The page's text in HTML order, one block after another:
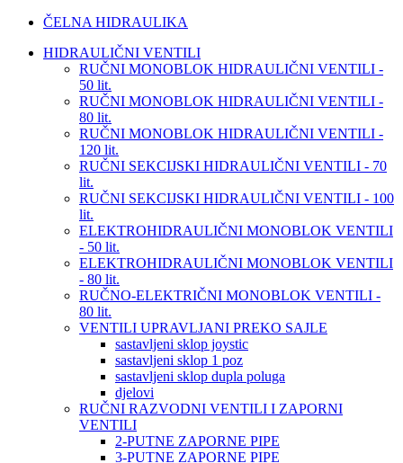
ČELNA HIDRAULIKA
HIDRAULIČNI VENTILI
RUČNI MONOBLOK HIDRAULIČNI VENTILI -
50 lit.
RUČNI MONOBLOK HIDRAULIČNI VENTILI -
80 lit.
RUČNI MONOBLOK HIDRAULIČNI VENTILI -
120 lit.
RUČNI SEKCIJSKI HIDRAULIČNI VENTILI - 70
lit.
RUČNI SEKCIJSKI HIDRAULIČNI VENTILI - 100
lit.
ELEKTROHIDRAULIČNI MONOBLOK VENTILI
- 50 lit.
ELEKTROHIDRAULIČNI MONOBLOK VENTILI
- 80 lit.
RUČNO-ELEKTRIČNI MONOBLOK VENTILI -
80 lit.
VENTILI UPRAVLJANI PREKO SAJLE
sastavljeni sklop joystic
sastavljeni sklop 1 poz
sastavljeni sklop dupla poluga
djelovi
RUČNI RAZVODNI VENTILI I ZAPORNI
VENTILI
2-PUTNE ZAPORNE PIPE
3-PUTNE ZAPORNE PIPE